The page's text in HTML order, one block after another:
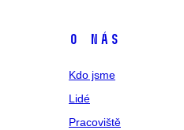
O NÁS
Kdo jsme
Lidé
Pracoviště